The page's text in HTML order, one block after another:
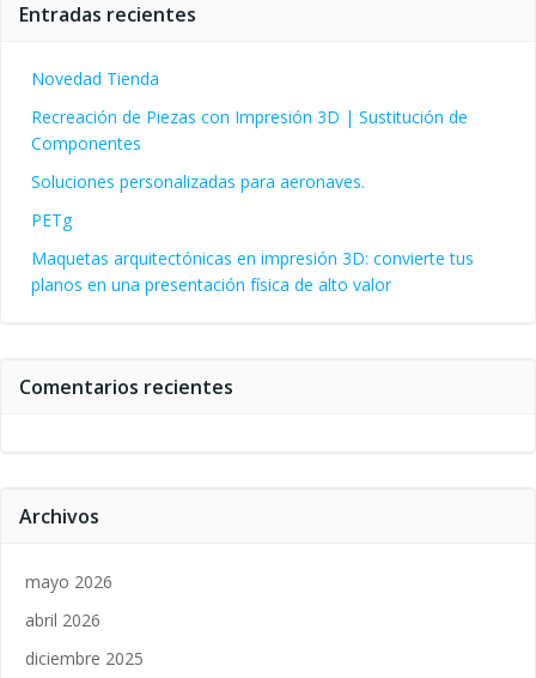
Entradas recientes
Novedad Tienda
Recreación de Piezas con Impresión 3D | Sustitución de
Componentes
Soluciones personalizadas para aeronaves.
PETg
Maquetas arquitectónicas en impresión 3D: convierte tus
planos en una presentación física de alto valor
Comentarios recientes
Archivos
mayo 2026
abril 2026
diciembre 2025